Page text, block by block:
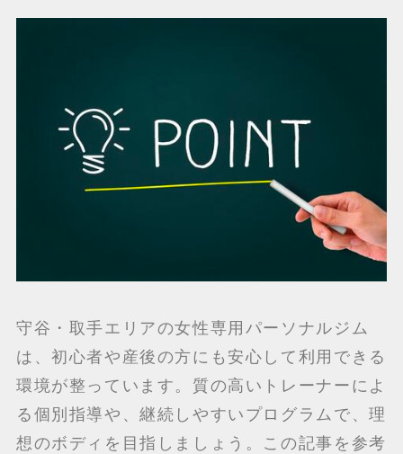
守谷・取手エリアの女性専用パーソナルジム
は、初心者や産後の方にも安心して利用できる
環境が整っています。質の高いトレーナーによ
る個別指導や、継続しやすいプログラムで、理
想のボディを目指しましょう。この記事を参考